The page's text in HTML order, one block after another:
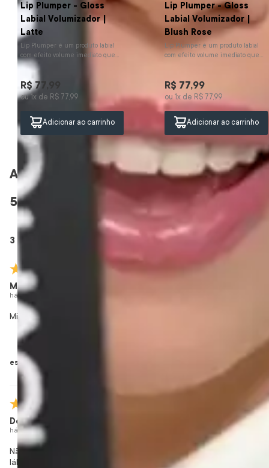
Lip Plumper - Gloss
Labial Volumizador |
Latte
Lip Plumper é um produto labial
com efeito volume imediato que
combina hidratação intensa e
R$ 77,
ou1x de R$ 77,99
Adicionar ao carrinho
Lip Plumper - Gloss
Labial Volumizador |
Blush Rose
Lip Plumper é um produto labial
com efeito volume imediato que
R$ 77,99
ou 1x de R$ 77,99
Adicionar ao carrinho
Avaliações
5.0
3 avaliações
Maria E.
há 2 meses
Minha mãe amou, irei comprar novamente futuramente!
esta avaliação foi útil?
Denize F.
há 3 meses
Não fico sem ...cor perfeita para mim, fica muito tempo nos
lábios